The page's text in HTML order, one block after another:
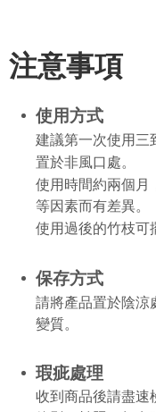
注意事項
使用方式
建議第一次使用三
置於非風口處。
使用時間約兩個月
等因素而有差異。
使用過後的竹枝可
保存方式
請將產品置於陰涼
變質。
瑕疵處理
收到商品後請盡速